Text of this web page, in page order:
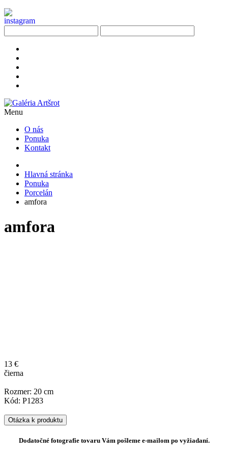
Menu
O nás
Ponuka
Kontakt
Hlavná stránka
Ponuka
Porcelán
amfora
amfora
13 €
čierna
Rozmer: 20 cm
Kód: P1283
Otázka k produktu
Dodatočné fotografie tovaru Vám pošleme e-mailom po vyžiadaní.